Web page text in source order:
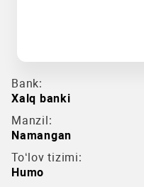
Bank:
Xalq banki
Manzil:
Namangan
To‘lov tizimi:
Humo